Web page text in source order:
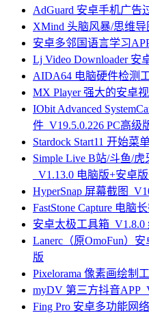
AdGuard 安卓手机广告
XMind 头脑风暴/思维导
安卓多邻国语言学习
Lj Video Downloader 安
AIDA64 电脑硬件检测
MX Player 强大的安卓
IObit Advanced
件_V19.5.0.226 PC高级
Stardock Start11 开始菜
Simple Live B站/斗鱼/
_V1.13.0 电脑版+安卓
HyperSnap 屏幕截图
FastStone Capture 电脑
安卓太极工具箱_V1.8.0
Lanerc（原OmoFun）
版
Pixelorama 像素画绘制
myDV 第三方抖音
Fing Pro 安卓多功能网